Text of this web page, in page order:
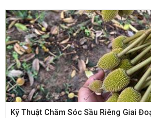
Kỹ Thuật Chăm Sóc Sầu Riêng Giai